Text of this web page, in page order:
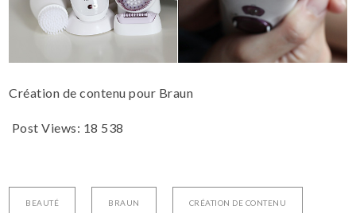
Création de contenu pour Braun
Post Views: 18 538
BEAUTÉ BRAUN CRÉATION DE CONTENU